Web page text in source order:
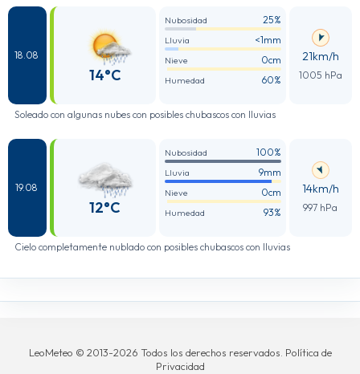
18.08
14°C
Nubosidad 25%
Lluvia <1mm
Nieve 0cm
Humedad 60%
21km/h
1005 hPa
Soleado con algunas nubes con posibles chubascos con lluvias
19.08
12°C
Nubosidad 100%
Lluvia 9mm
Nieve 0cm
Humedad 93%
14km/h
997 hPa
Cielo completamente nublado con posibles chubascos con lluvias
LeoMeteo © 2013-2026 Todos los derechos reservados. Política de
Privacidad